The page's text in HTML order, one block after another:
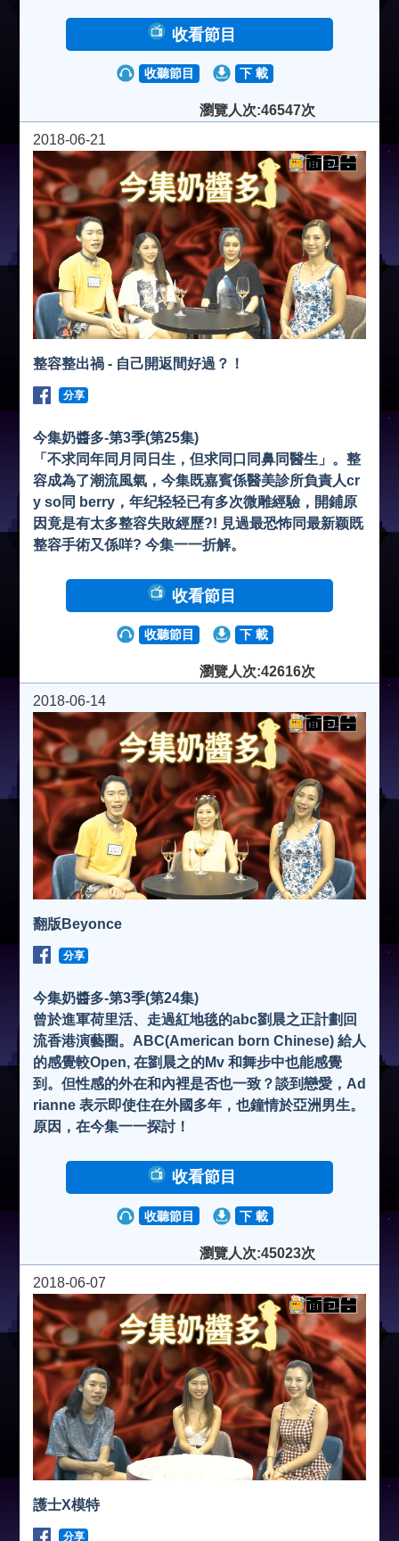
收看節目
收聽節目 下 載
瀏覽人次:46547次
2018-06-21
整容整出禍 - 自己開返間好過？！
分享
今集奶醬多-第3季(第25集)
「不求同年同月同日生，但求同口同鼻同醫生」。整
容成為了潮流風氣，今集既嘉賓係醫美診所負責人cr
y so同 berry，年纪轻轻已有多次微雕經驗，開鋪原
因竟是有太多整容失敗經歷?! 見過最恐怖同最新颖既
整容手術又係咩? 今集一一折解。
收看節目
收聽節目 下 載
瀏覽人次:42616次
2018-06-14
翻版Beyonce
分享
今集奶醬多-第3季(第24集)
曾於進軍荷里活、走過紅地毯的abc劉晨之正計劃回
流香港演藝圈。ABC(American born Chinese) 給人
的感覺較Open, 在劉晨之的Mv 和舞步中也能感覺
到。但性感的外在和內裡是否也一致？談到戀愛，Ad
rianne 表示即使住在外國多年，也鐘情於亞洲男生。
原因，在今集一一探討！
收看節目
收聽節目 下 載
瀏覽人次:45023次
2018-06-07
護士X模特
分享